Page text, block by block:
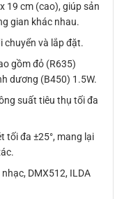
19 cm (cao), giúp sản
gian khác nhau.
chuyển và lắp đặt.
gồm đỏ (R635)
dương (B450) 1.5W.
suất tiêu thụ tối đa
tối đa ±25°, mang lại
DMX512, ILDA